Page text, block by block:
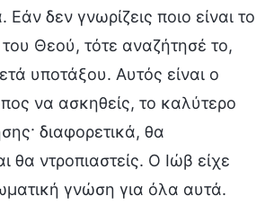
δεν γνωρίζεις ποιο είναι το
Θεού, τότε αναζήτησέ το,
υποτάξου. Αυτός είναι ο
να ασκηθείς, το καλύτερο
διαφορετικά, θα
θα ντροπιαστείς. Ο Ιώβ είχε
γνώση για όλα αυτά.